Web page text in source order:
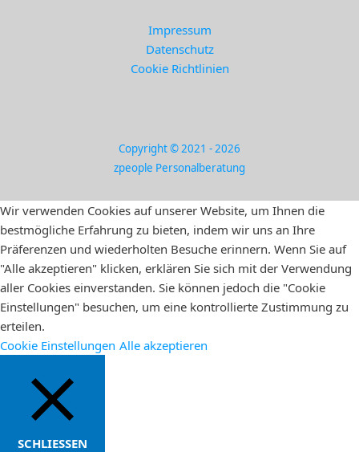
Impressum
Datenschutz
Cookie Richtlinien
Copyright © 2021 - 2026
zpeople Personalberatung
Wir verwenden Cookies auf unserer Website, um Ihnen die
bestmögliche Erfahrung zu bieten, indem wir uns an Ihre
Präferenzen und wiederholten Besuche erinnern. Wenn Sie auf
"Alle akzeptieren" klicken, erklären Sie sich mit der Verwendung
aller Cookies einverstanden. Sie können jedoch die "Cookie
Einstellungen" besuchen, um eine kontrollierte Zustimmung zu
erteilen.
Cookie Einstellungen Alle akzeptieren
SCHLIESSEN